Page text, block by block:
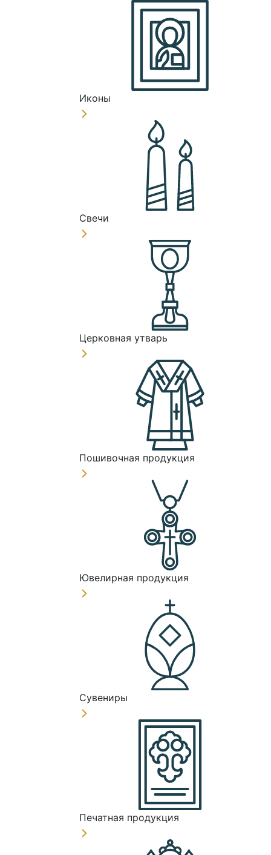
Иконы
Свечи
Церковная утварь
Пошивочная продукция
Ювелирная продукция
Сувениры
Печатная продукция